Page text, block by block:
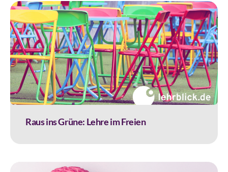
Raus ins Grüne: Lehre im Freien